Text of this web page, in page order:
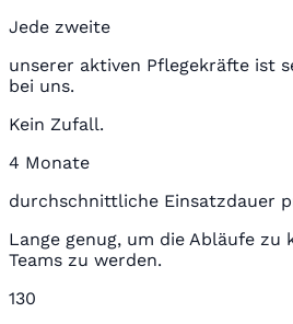
Jede zweite
unserer aktiven Pflegekräfte ist
bei uns.
Kein Zufall.
4 Monate
durchschnittliche Einsatzdauer
Lange genug, um die Abläufe zu
Teams zu werden.
130